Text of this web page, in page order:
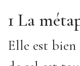
1 La
Elle est